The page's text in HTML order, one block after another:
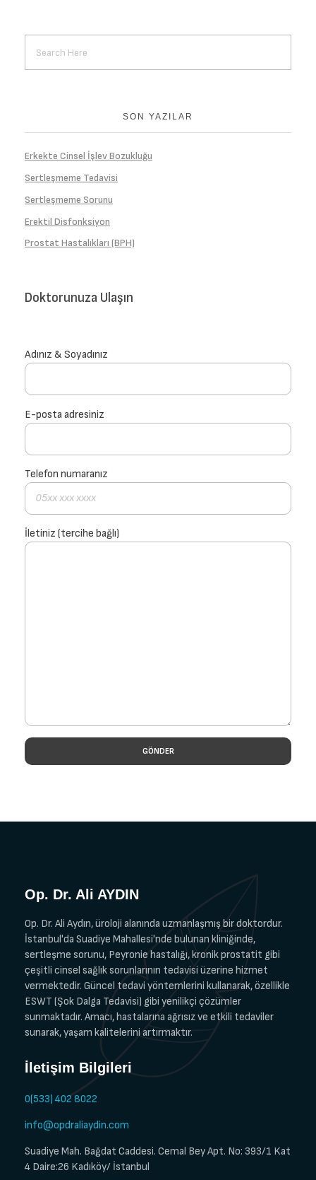
SON YAZILAR
Erkekte Cinsel İşlev Bozukluğu
Sertleşmeme Tedavisi
Sertleşmeme Sorunu
Erektil Disfonksiyon
Prostat Hastalıkları (BPH)
Doktorunuza Ulaşın
Adınız & Soyadınız
E-posta adresiniz
Telefon numaranız
İletiniz (tercihe bağlı)
Op. Dr. Ali AYDIN
Op. Dr. Ali Aydın, üroloji alanında uzmanlaşmış bir doktordur.
İstanbul'da Suadiye Mahallesi'nde bulunan kliniğinde,
sertleşme sorunu, Peyronie hastalığı, kronik prostatit gibi
çeşitli cinsel sağlık sorunlarının tedavisi üzerine hizmet
vermektedir. Güncel tedavi yöntemlerini kullanarak, özellikle
ESWT (Şok Dalga Tedavisi) gibi yenilikçi çözümler
sunmaktadır. Amacı, hastalarına ağrısız ve etkili tedaviler
sunarak, yaşam kalitelerini artırmaktır.
İletişim Bilgileri
0(533) 402 8022
info@opdraliaydin.com
Suadiye Mah. Bağdat Caddesi. Cemal Bey Apt. No: 393/1 Kat
4 Daire:26 Kadıköy/ İstanbul